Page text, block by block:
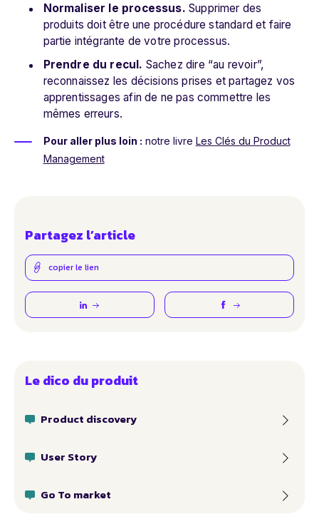
Normaliser le processus. Supprimer des
produits doit être une procédure standard et faire
partie intégrante de votre processus.
Prendre du recul. Sachez dire “au revoir”,
reconnaissez les décisions prises et partagez vos
apprentissages afin de ne pas commettre les
mêmes erreurs.
Pour aller plus loin : notre livre Les Clés du Product
Management
Partagez l’article
copier le lien
Le dico du produit
Product discovery
User Story
Go To market